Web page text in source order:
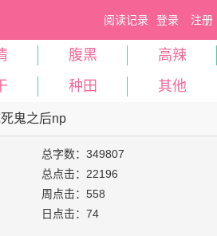
阅读记录 登录 注册
腹黑
高辣
种田 其他
鬼之后np
总字数：349807
总点击：22196
周点击：558
日点击：74